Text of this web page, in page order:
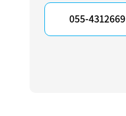
055-4312669